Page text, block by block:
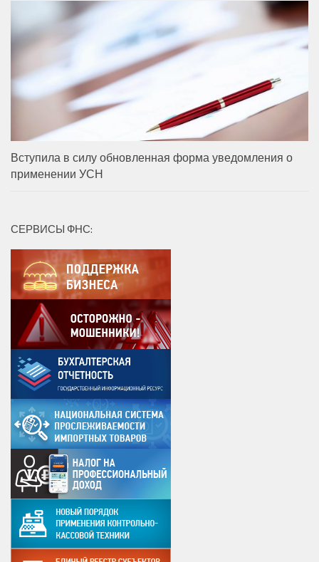
Вступила в силу обновленная форма уведомления о
применении УСН
СЕРВИСЫ ФНС: